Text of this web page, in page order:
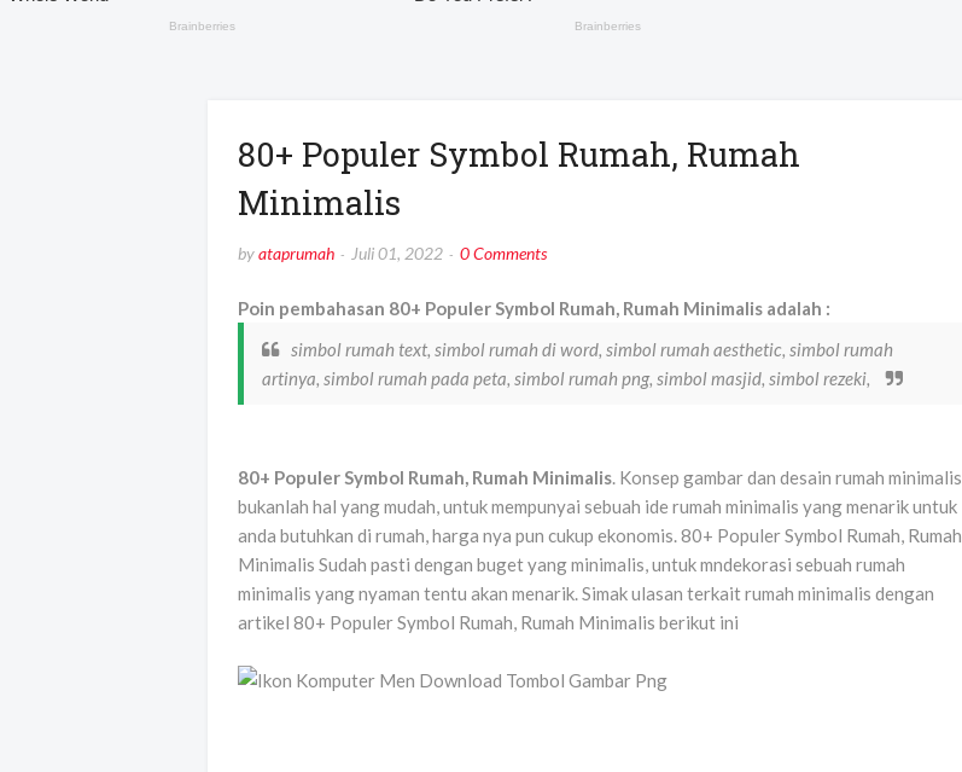
80+ Populer Symbol Rumah, Rumah
Minimalis
byataprumah Juli 01, 2022 0 Comments
Poin pembahasan 80+ Populer Symbol Rumah, Rumah Minimalis adalah :
simbol rumah text, simbol rumah di word, simbol rumah aesthetic, simbol rumah
artinya, simbol rumah pada peta, simbol rumah png, simbol masjid, simbol rezeki,
80+ Populer Symbol Rumah, Rumah Minimalis. Konsep gambar dan desain rumah minimalis
bukanlah hal yang mudah, untuk mempunyai sebuah ide rumah minimalis yang menarik untuk
anda butuhkan di rumah, harga nya pun cukup ekonomis. 80+ Populer Symbol Rumah, Rumah
Minimalis Sudah pasti dengan buget yang minimalis, untuk mndekorasi sebuah rumah
minimalis yang nyaman tentu akan menarik. Simak ulasan terkait rumah minimalis dengan
artikel 80+ Populer Symbol Rumah, Rumah Minimalis berikut ini